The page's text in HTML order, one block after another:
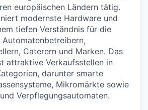
europäischen Ländern tätig.
modernste Hardware und
tiefen Verständnis für die
Caterern und Marken. Das
attraktive Verkaufsstellen in
darunter smarte
Mikromärkte sowie
Verpflegungsautomaten.